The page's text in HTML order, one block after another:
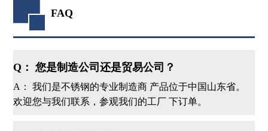
FAQ
Q： 您是制造公司还是贸易公司？
A： 我们是不锈钢的专业制造商 产品位于中国山东省。
欢迎您与我们联系，参观我们的工厂 下订单。